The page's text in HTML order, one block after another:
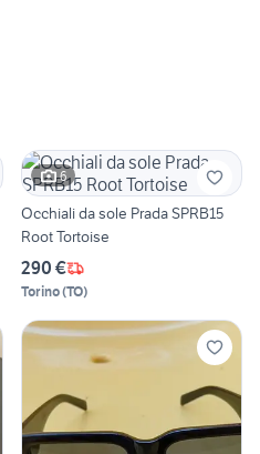
6
Occhiali da sole Prada SPRB15
Root Tortoise
290 €
Torino(TO)